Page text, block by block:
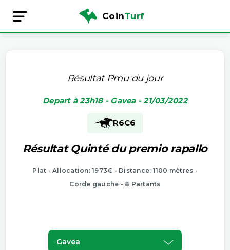
CoinTurf
Résultat Pmu du jour
Depart à 23h18 - Gavea - 21/03/2022
R6C6
Résultat Quinté du premio rapallo
Plat - Allocation: 1973€ - Distance: 1100 mètres -
Corde gauche - 8 Partants
Gavea